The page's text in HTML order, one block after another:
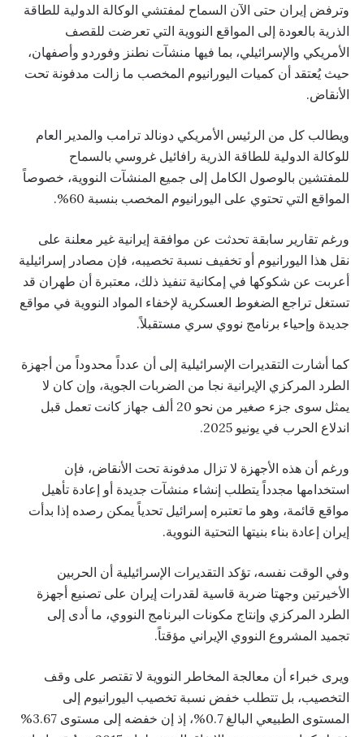
وترفض إيران حتى الآن السماح لمفتشي الوكالة الدولية للطاقة
الذرية بالعودة إلى المواقع النووية التي تعرضت للقصف
الأمريكي والإسرائيلي، بما فيها منشآت نطنز وفوردو وأصفهان،
حيث يُعتقد أن كميات اليورانيوم المخصب ما زالت مدفونة تحت
الأنقاض.
ويطالب كل من الرئيس الأمريكي دونالد ترامب والمدير العام
للوكالة الدولية للطاقة الذرية رافائيل غروسي بالسماح
للمفتشين بالوصول الكامل إلى جميع المنشآت النووية، خصوصاً
المواقع التي تحتوي على اليورانيوم المخصب بنسبة 60%.
ورغم تقارير سابقة تحدثت عن موافقة إيرانية غير معلنة على
نقل هذا اليورانيوم أو تخفيف نسبة تخصيبه، فإن مصادر إسرائيلية
أعربت عن شكوكها في إمكانية تنفيذ ذلك، معتبرة أن طهران قد
تستغل تراجع الضغوط العسكرية لإخفاء المواد النووية في مواقع
جديدة وإحياء برنامج نووي سري مستقبلاً.
كما أشارت التقديرات الإسرائيلية إلى أن عدداً محدوداً من أجهزة
الطرد المركزي الإيرانية نجا من الضربات الجوية، وإن كان لا
يمثل سوى جزء صغير من نحو 20 ألف جهاز كانت تعمل قبل
اندلاع الحرب في يونيو 2025.
ورغم أن هذه الأجهزة لا تزال مدفونة تحت الأنقاض، فإن
استخدامها مجدداً يتطلب إنشاء منشآت جديدة أو إعادة تأهيل
مواقع قائمة، وهو ما تعتبره إسرائيل تحدياً يمكن رصده إذا بدأت
إيران إعادة بناء بنيتها التحتية النووية.
وفي الوقت نفسه، تؤكد التقديرات الإسرائيلية أن الحربين
الأخيرتين وجهتا ضربة قاسية لقدرات إيران على تصنيع أجهزة
الطرد المركزي وإنتاج مكونات البرنامج النووي، ما أدى إلى
تجميد المشروع النووي الإيراني مؤقتاً.
ويرى خبراء أن معالجة المخاطر النووية لا تقتصر على وقف
التخصيب، بل تتطلب خفض نسبة تخصيب اليورانيوم إلى
المستوى الطبيعي البالغ 0.7%، إذ إن خفضه إلى مستوى 3.67%